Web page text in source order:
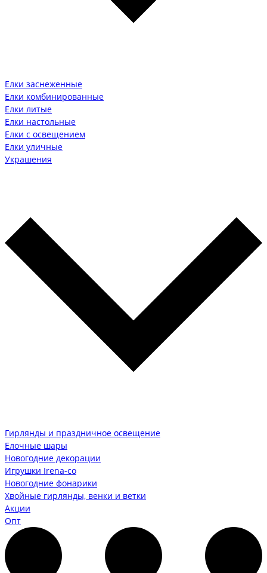
Елки заснеженные
Елки комбинированные
Елки литые
Елки настольные
Елки с освещением
Елки уличные
Украшения
Гирлянды и праздничное освещение
Елочные шары
Новогодние декорации
Игрушки Irena-co
Новогодние фонарики
Хвойные гирлянды, венки и ветки
Акции
Опт